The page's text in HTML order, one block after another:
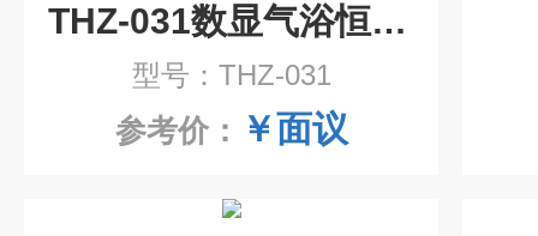
THZ-031数显气浴恒温振荡器
型号：THZ-031
参考价： ￥面议